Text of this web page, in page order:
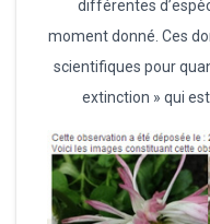
différentes
moment donné. Ces
scientifiques pour
extinction » qui